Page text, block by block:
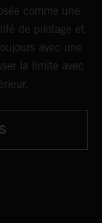
comme une
de pilotage et
avec une
la limite avec